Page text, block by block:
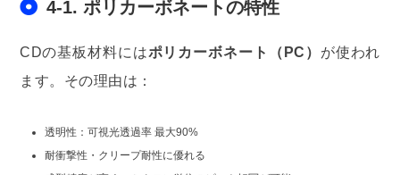
4-1. ポリカーボネートの特性
CDの基板材料にはポリカーボネート（PC） が使われ
ます。その理由は：
透明性：可視光透過率 最大90%
耐衝撃性・クリープ耐性に優れる